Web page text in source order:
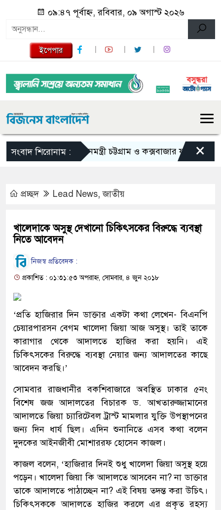
০৯:৪৭ পূর্বাহ্ন, রবিবার, ০৯ অগাস্ট ২০২৬
ইপেপার
সংবাদ শিরোনাম :প্রধানমন্ত্রী চট্টগ্রাম ও কক্সবাজার যাচ্ছেন আজ×
প্রচ্ছদ Lead News,জাতীয়
খালেদাকে অসুস্থ দেখানো চিকিৎসকের বিরুদ্ধে ব্যবস্থা
নিতে আবেদন
নিজস্ব প্রতিবেদক :
প্রকাশিত : ০১:৩১:৫৩ অপরাহ্ন, সোমবার, ৪ জুন ২০১৮
‘প্রতি হাজিরার দিন ডাক্তার একটা কথা লেখেন- বিএনপি
চেয়ারপারসন বেগম খালেদা জিয়া আজ অসুস্থ। তাই তাকে
কারাগার থেকে আদালতে হাজির করা হয়নি। এই
চিকিৎসকের বিরুদ্ধে ব্যবস্থা নেয়ার জন্য আদালতের কাছে
আবেদন করছি।’
সোমবার রাজধানীর বকশিবাজারে অবস্থিত ঢাকার ৫নং
বিশেষ জজ আদালতের বিচারক ড. আখতারুজ্জামানের
আদালতে জিয়া চ্যারিটেবল ট্রাস্ট মামলার যুক্তি উপস্থাপনের
জন্য দিন ধার্য ছিল। এদিন শুনানিতে এসব কথা বলেন
দুদকের আইনজীবী মোশাররফ হোসেন কাজল।
কাজল বলেন, ‘হাজিরার দিনই শুধু খালেদা জিয়া অসুস্থ হয়ে
পড়েন। খালেদা জিয়া কি আদালতে আসবেন না? না ডাক্তার
তাকে আদালতে পাঠাচ্ছেন না? এই বিষয় তদন্ত করা উচিৎ।
চিকিৎসককে আদালতে হাজির করলে এর প্রকৃত রহস্য